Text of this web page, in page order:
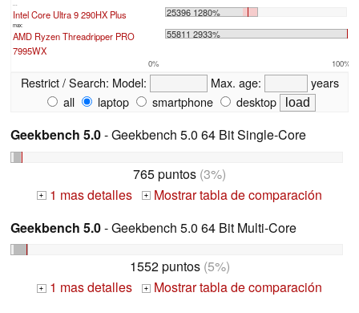
Intel Core Ultra 9 290HX Plus 25396 1280%
max:
AMD Ryzen Threadripper PRO
7995WX
55811 2933%
0% 100%
Restrict / Search: Model: Max. age:
years
all
laptop smartphone desktop
Geekbench 5.0- Geekbench 5.0 64 Bit Single-Core
765 puntos (3%)
+ 1 mas detalles +
Mostrar tabla de comparación
Geekbench 5.0- Geekbench 5.0 64 Bit Multi-Core
1552 puntos(5%)
+ 1 mas detalles +
Mostrar tabla de comparación